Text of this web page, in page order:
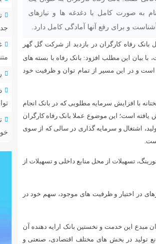
به صورت کامل با دغدغه ها و نیازهای
و برای رفع آنها آمادگی کامل دارد.
بانک رفاه کارگران در بازدید از شرکت گل گهر
بیان این مطلب افزود: بانک رفاه با بسته های
و در این مسیر از تمام توان و ظرفیت خود
با افزایش سرمایه مطلوبی که در بانک انجام
است؛ این موضوع عملا بانک رفاه کارگران
اشتغال و سرمایه گذاری در سالی که از سوی
تسهیلات از محل منابع داخلی و تسهیلات از
در اختیار و ظرفیت های موجود، سهم خود در
مبدع این خدمت و نخستین بانک ارایه دهنده آن
تولید در بخش های مختلف اقتصادی، صنعتی و